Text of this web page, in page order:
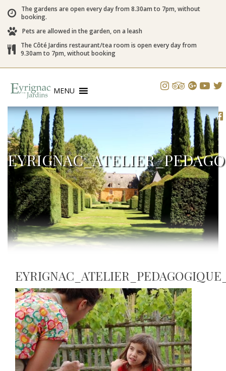
The gardens are open every day from 8.30am to 7pm, without
booking.
Pets are allowed in the garden, on a leash
The Côté Jardins restaurant/tea room is open every day from
9.30am to 7pm, without booking
MENU